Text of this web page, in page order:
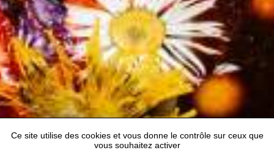
Ce site utilise des cookies et vous donne le contrôle sur ceux que
vous souhaitez activer